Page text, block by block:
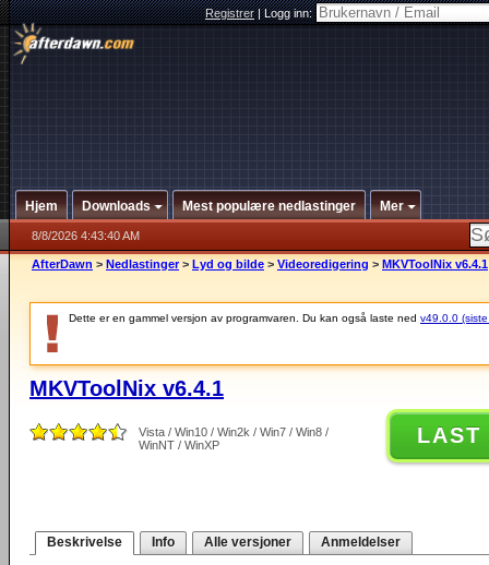
Registrer|Logg inn:
Hjem Downloads Mest populære nedlastinger Mer
8/8/2026 4:43:40 AM
AfterDawn > Nedlastinger > Lyd og bilde > Videoredigering > MKVToolNix v6.4.1
Dette er en gammel versjon av programvaren. Du kan også laste ned v49.0.0
MKVToolNix v6.4.1
Vista / Win10 / Win2k / Win7 / Win8 /
WinNT / WinXP
LAST
Beskrivelse Info Alle versjoner Anmeldelser